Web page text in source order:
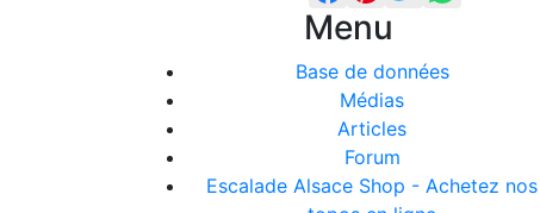
Menu
Base de données
Médias
Articles
Forum
Escalade Alsace Shop - Achetez nos